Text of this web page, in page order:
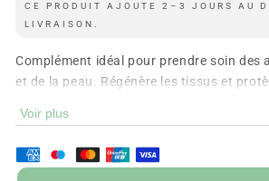
CE PRODUIT AJOUTE 2–3 JOURS AU
LIVRAISON.
Complément idéal pour prendre soin des
et de la peau. Régénère les tissus et
Voir plus